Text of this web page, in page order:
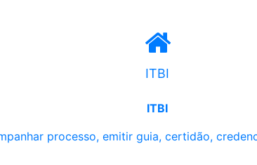
ITBI
ITBI
processo, emitir guia, certidão,